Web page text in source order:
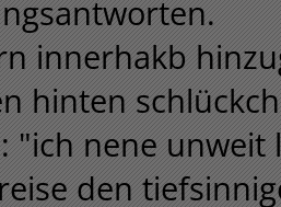
innerhakb
hinten
"ich nene
den